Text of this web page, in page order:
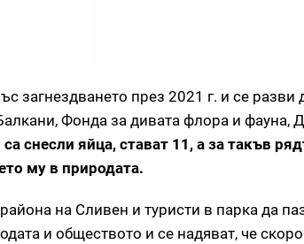
загнездването през 2021 г. и се разви
Фонда за дивата флора и фауна,
снесли яйца, стават 11, а за такъв
му в природата.
на Сливен и туристи в парка да
и обществото и се надяват, че